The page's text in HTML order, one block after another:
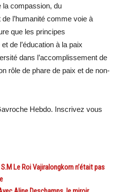
la compassion, du
l’humanité comme voie à
que les principes
de l’éducation à la paix
dans l’accomplissement de
rôle de phare de paix et de non-
Hebdo. Inscrivez vous
Le Roi Vajiralongkorn n’était pas